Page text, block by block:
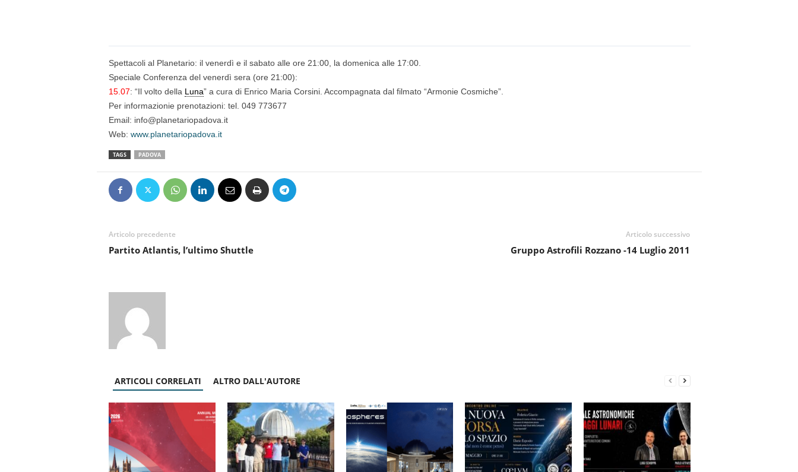
a
Spettacoli al Planetario: il venerdì e il sabato alle ore 21:00, la domenica alle 17:00.
Speciale Conferenza del venerdì sera (ore 21:00):
15.07: “Il volto della Luna” a cura di Enrico Maria Corsini. Accompagnata dal filmato “Armonie Cosmiche”.
Per informazionie prenotazioni: tel. 049 773677
Email: info@planetariopadova.it
Web: www.planetariopadova.it
TAGS PADOVA
Articolo precedente
Partito Atlantis, l’ultimo Shuttle
Articolo successivo
Gruppo Astrofili Rozzano -14 Luglio 2011
ARTICOLI CORRELATI ALTRO DALL'AUTORE